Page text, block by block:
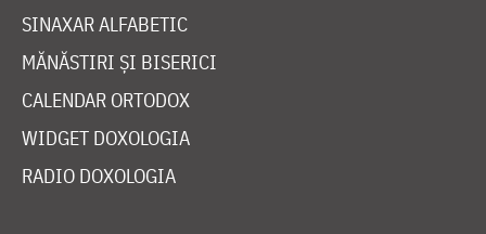
SINAXAR ALFABETIC
MĂNĂSTIRI ȘI BISERICI
CALENDAR ORTODOX
WIDGET DOXOLOGIA
RADIO DOXOLOGIA